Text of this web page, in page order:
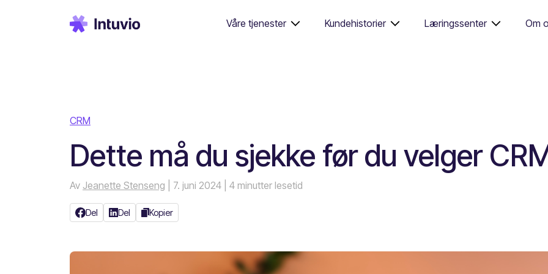
Våre tjenester Kundehistorier Læringssenter Om
CRM
Dette må du sjekke før du velger
Av Jeanette Stenseng | 7. juni 2024 | 4 minutter lesetid
Del Del Kopier